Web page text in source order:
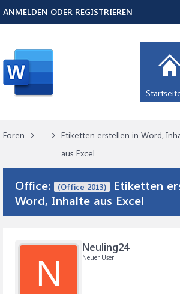
Foren ...
Etiketten erstellen in Word,
aus Excel
Office: (Office 2013)
Etiketten
Word, Inhalte aus Excel
N
Neuling24
Neuer User
ANMELDEN ODER REGISTRIEREN